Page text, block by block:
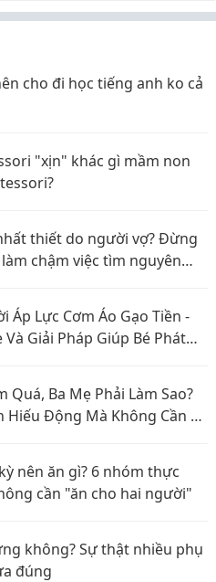
cho đi học tiếng anh ko cả
"xịn" khác gì mầm non
thiết do người vợ? Đừng
chậm việc tìm nguyên
Áp Lực Cơm Áo Gạo Tiền -
Và Giải Pháp Giúp Bé Phát
Quá, Ba Mẹ Phải Làm Sao?
Hiếu Động Mà Không Cần La
nên ăn gì? 6 nhóm thực
cần "ăn cho hai người"
không? Sự thật nhiều phụ
đúng